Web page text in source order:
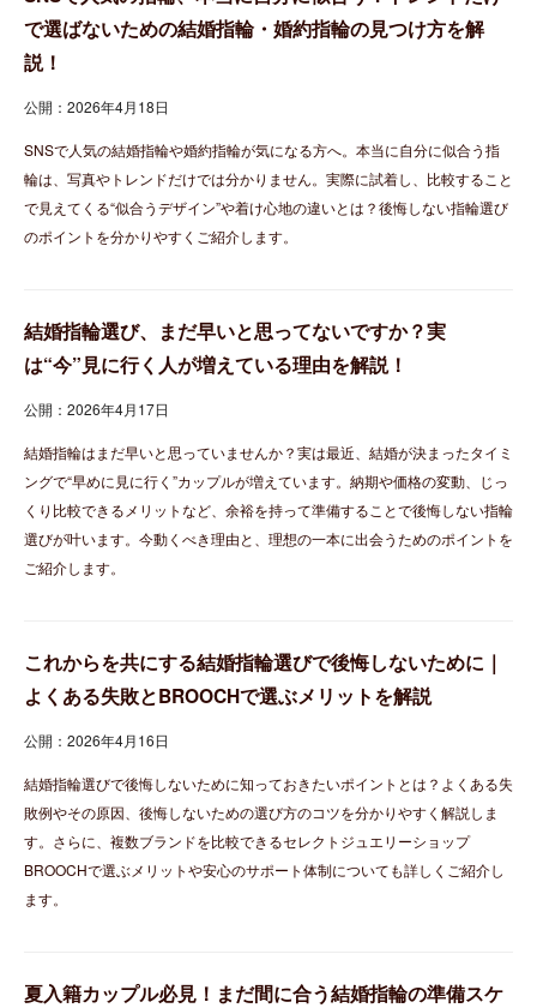
で選ばないための結婚指輪・婚約指輪の見つけ方を解
説！
公開：2026年4月18日
SNSで人気の結婚指輪や婚約指輪が気になる方へ。本当に自分に似合う指
輪は、写真やトレンドだけでは分かりません。実際に試着し、比較すること
で見えてくる“似合うデザイン”や着け心地の違いとは？後悔しない指輪選び
のポイントを分かりやすくご紹介します。
結婚指輪選び、まだ早いと思ってないですか？実
は“今”見に行く人が増えている理由を解説！
公開：2026年4月17日
結婚指輪はまだ早いと思っていませんか？実は最近、結婚が決まったタイミ
ングで“早めに見に行く”カップルが増えています。納期や価格の変動、じっ
くり比較できるメリットなど、余裕を持って準備することで後悔しない指輪
選びが叶います。今動くべき理由と、理想の一本に出会うためのポイントを
ご紹介します。
これからを共にする結婚指輪選びで後悔しないために｜
よくある失敗とBROOCHで選ぶメリットを解説
公開：2026年4月16日
結婚指輪選びで後悔しないために知っておきたいポイントとは？よくある失
敗例やその原因、後悔しないための選び方のコツを分かりやすく解説しま
す。さらに、複数ブランドを比較できるセレクトジュエリーショップ
BROOCHで選ぶメリットや安心のサポート体制についても詳しくご紹介し
ます。
夏入籍カップル必見！まだ間に合う結婚指輪の準備スケ